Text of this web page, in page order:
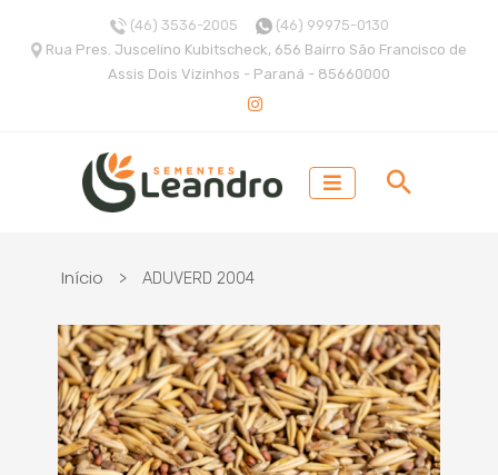
(46) 3536-2005
(46) 99975-0130
Rua Pres. Juscelino Kubitscheck, 656 Bairro São Francisco de
Assis Dois Vizinhos - Paraná - 85660000
Início > ADUVERD 2004